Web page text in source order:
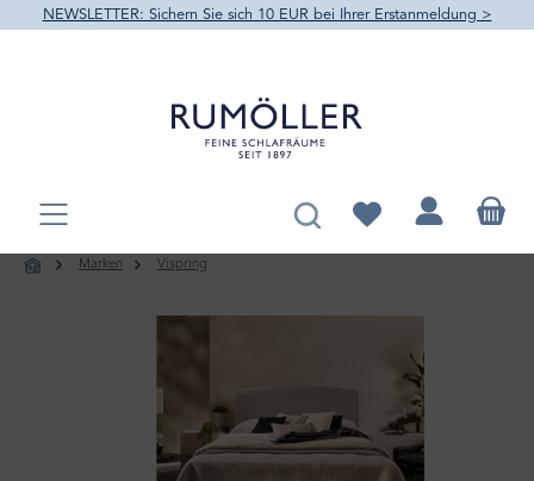
springen
NEWSLETTER: Sichern Sie sich 10 EUR bei Ihrer Erstanmeldung >
Du hast 0 Produkte
Marken Vispring